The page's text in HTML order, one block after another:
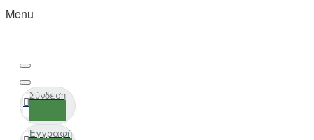
Menu
Σύνδεση
Εγγραφή